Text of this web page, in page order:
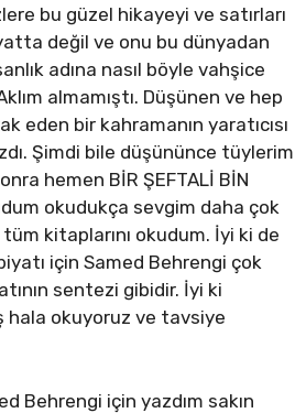
bu güzel hikayeyi ve satırları
değil ve onu bu dünyadan
adına nasıl böyle vahşice
almamıştı. Düşünen ve hep
eden bir kahramanın yaratıcısı
Şimdi bile düşününce tüylerim
hemen BİR ŞEFTALİ BİN
okudukça sevgim daha çok
tüm kitaplarını okudum. İyi ki de
için Samed Behrengi çok
sentezi gibidir. İyi ki
hala okuyoruz ve tavsiye
Behrengi için yazdım sakın